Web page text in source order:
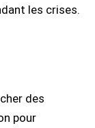
les crises.
des
pour